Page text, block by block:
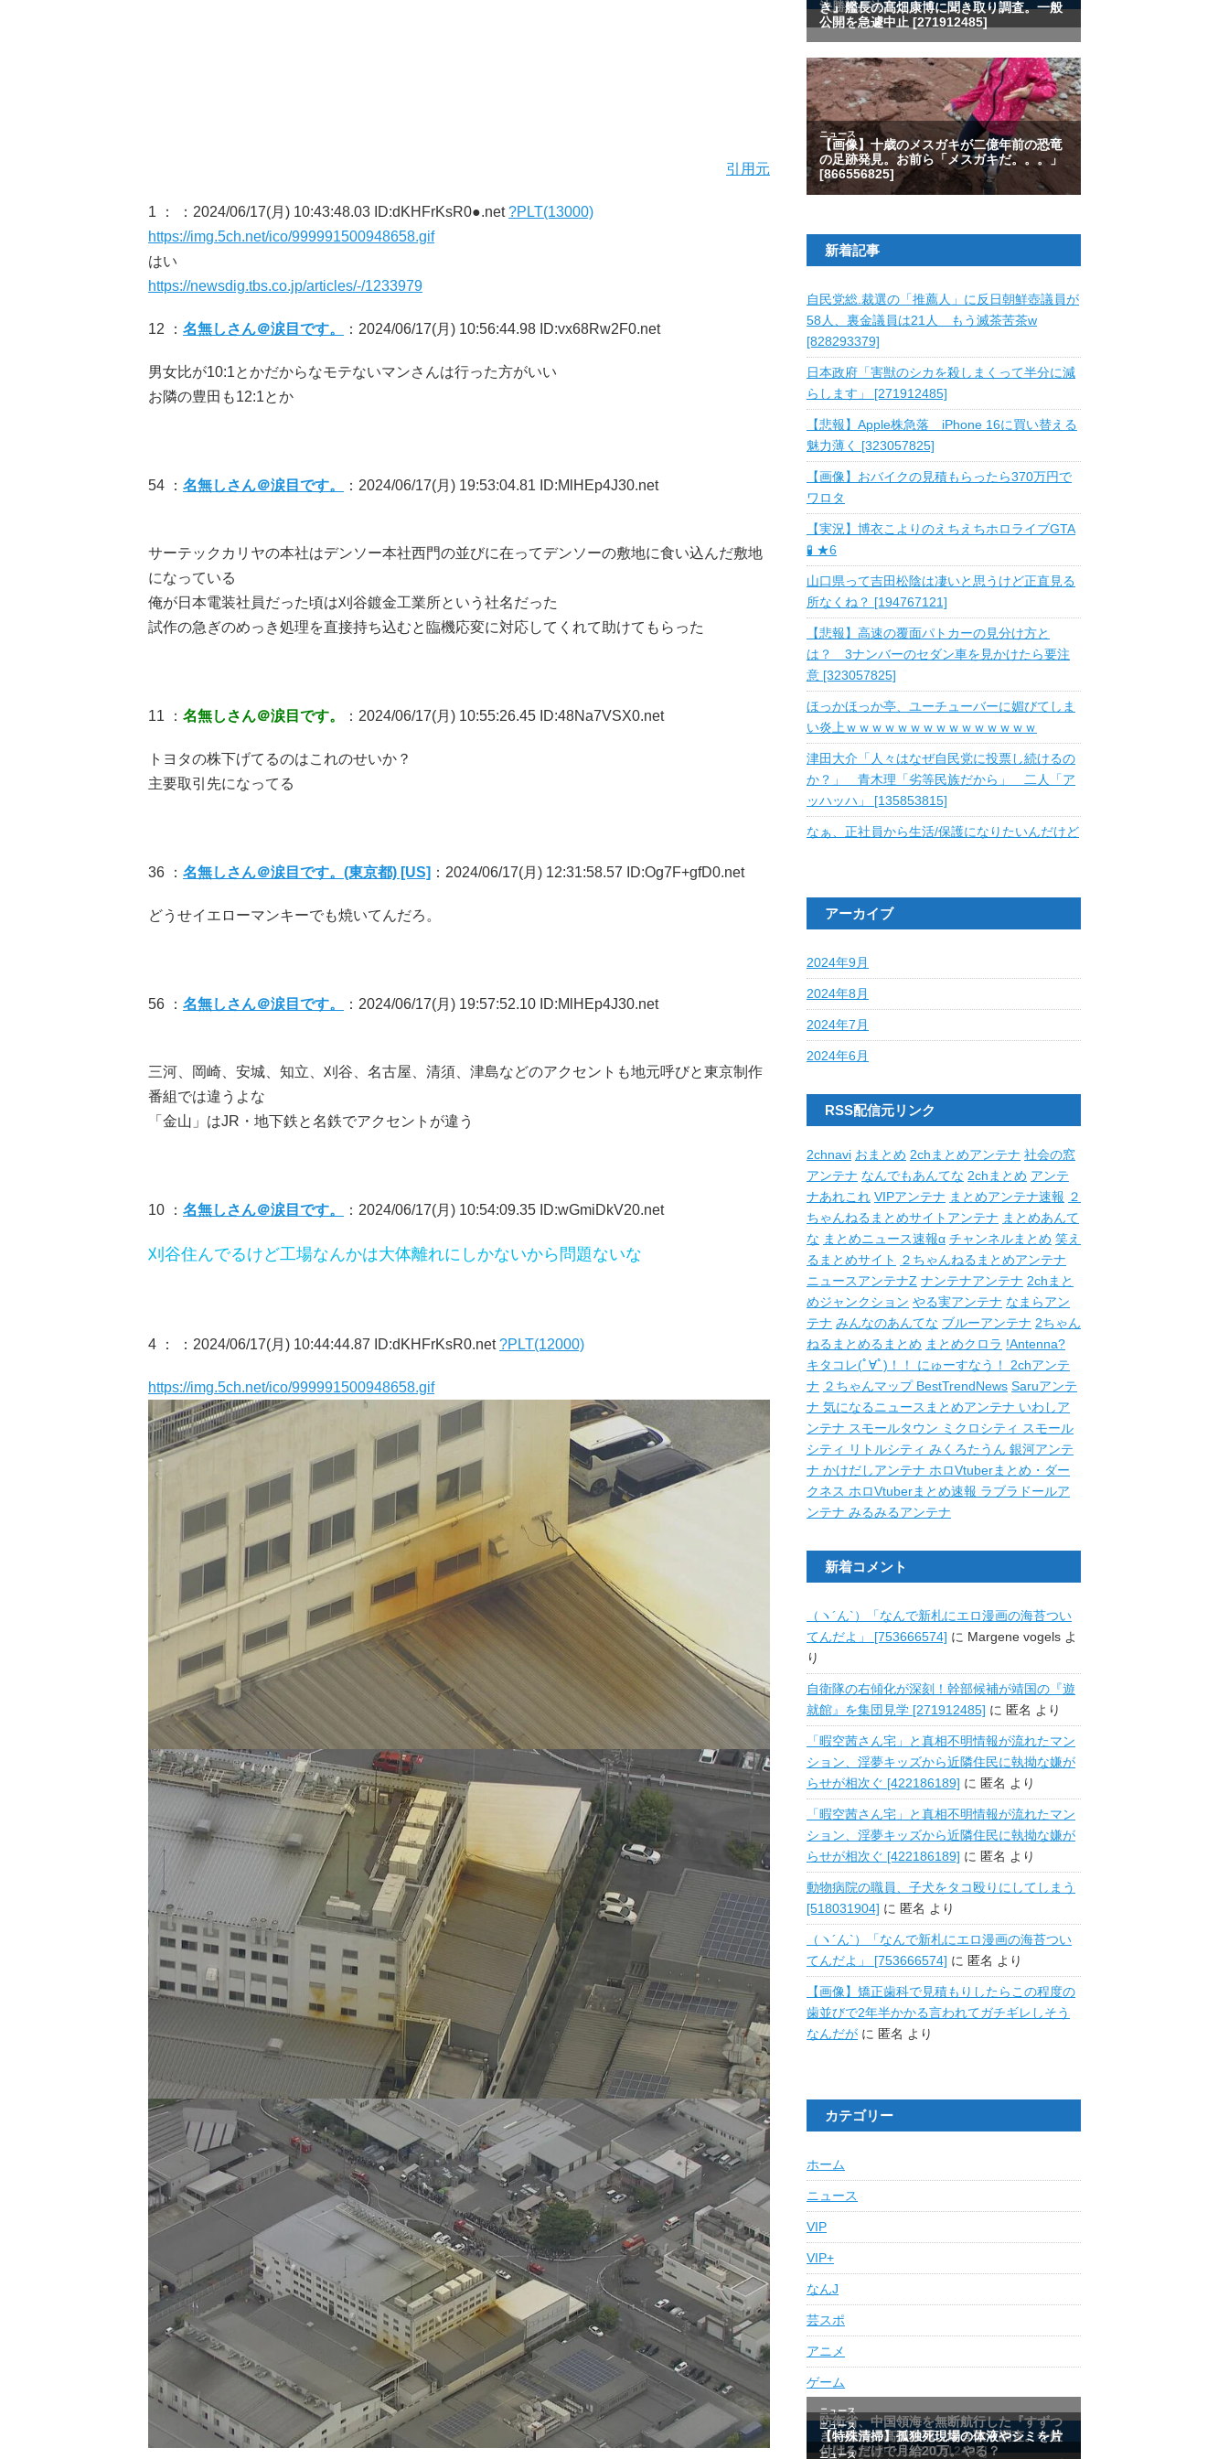
引用元
1 ： ：2024/06/17(月) 10:43:48.03 ID:dKHFrKsR0●.net?PLT(13000)
https://img.5ch.net/ico/999991500948658.gif
はい
https://newsdig.tbs.co.jp/articles/-/1233979
12 ： 名無しさん＠涙目です。 ：2024/06/17(月) 10:56:44.98 ID:vx68Rw2F0.net
男女比が10:1とかだからなモテないマンさんは行った方がいい
お隣の豊田も12:1とか
54 ： 名無しさん＠涙目です。 ：2024/06/17(月) 19:53:04.81 ID:MlHEp4J30.net
サーテックカリヤの本社はデンソー本社西門の並びに在ってデンソーの敷地に食い込んだ敷地
になっている
俺が日本電装社員だった頃は刈谷鍍金工業所という社名だった
試作の急ぎのめっき処理を直接持ち込むと臨機応変に対応してくれて助けてもらった
11 ： 名無しさん＠涙目です。 ：2024/06/17(月) 10:55:26.45 ID:48Na7VSX0.net
トヨタの株下げてるのはこれのせいか？
主要取引先になってる
36 ： 名無しさん＠涙目です。(東京都) [US] ：2024/06/17(月) 12:31:58.57 ID:Og7F+gfD0.net
どうせイエローマンキーでも焼いてんだろ。
56 ： 名無しさん＠涙目です。 ：2024/06/17(月) 19:57:52.10 ID:MlHEp4J30.net
三河、岡崎、安城、知立、刈谷、名古屋、清須、津島などのアクセントも地元呼びと東京制作
番組では違うよな
「金山」はJR・地下鉄と名鉄でアクセントが違う
10 ： 名無しさん＠涙目です。 ：2024/06/17(月) 10:54:09.35 ID:wGmiDkV20.net
刈谷住んでるけど工場なんかは大体離れにしかないから問題ないな
4 ： ：2024/06/17(月) 10:44:44.87 ID:dKHFrKsR0.net?PLT(12000)
https://img.5ch.net/ico/999991500948658.gif
新着記事
自民党総.裁選の「推薦人」に反日朝鮮壺議員が
58人、裏金議員は21人 もう滅茶苦茶w
[828293379]
日本政府「害獣のシカを殺しまくって半分に減
らします」 [271912485]
【悲報】Apple株急落 iPhone 16に買い替える
魅力薄く [323057825]
【画像】おバイクの見積もらったら370万円で
ワロタ
【実況】博衣こよりのえちえちホロライブGTA
🧪 ★6
山口県って吉田松陰は凄いと思うけど正直見る
所なくね？ [194767121]
【悲報】高速の覆面パトカーの見分け方と
は？ 3ナンバーのセダン車を見かけたら要注
意 [323057825]
ほっかほっか亭、ユーチューバーに媚びてしま
い炎上ｗｗｗｗｗｗｗｗｗｗｗｗｗｗｗ
津田大介「人々はなぜ自民党に投票し続けるの
か？」 青木理「劣等民族だから」 二人「ア
ッハッハ」 [135853815]
なぁ、正社員から生活/保護になりたいんだけど
アーカイブ
2024年9月
2024年8月
2024年7月
2024年6月
RSS配信元リンク
2chnavi おまとめ 2chまとめアンテナ 社会の窓
アンテナ なんでもあんてな 2chまとめ アンテ
ナあれこれ VIPアンテナ まとめアンテナ速報 ２
ちゃんねるまとめサイトアンテナ まとめあんて
な まとめニュース速報α チャンネルまとめ 笑え
るまとめサイト
２ちゃんねるまとめアンテナ
ニュースアンテナZ ナンテナアンテナ 2chまと
めジャンクション やる実アンテナ なまらアン
テナ みんなのあんてな ブルーアンテナ 2ちゃん
ねるまとめるまとめ まとめクロラ !Antenna?
キタコレ(ﾟ∀ﾟ)！！ にゅーすなう！ 2chアンテ
ナ ２ちゃんマップ BestTrendNews Saruアンテ
ナ 気になるニュースまとめアンテナ いわしア
ンテナ スモールタウン ミクロシティ スモール
シティ
リトルシティ みくろたうん 銀河アンテ
ナ かけだしアンテナ ホロVtuberまとめ・ダー
クネス ホロVtuberまとめ速報 ラブラドールア
ンテナ みるみるアンテナ
新着コメント
（ヽ´ん`）「なんで新札にエロ漫画の海苔つい
てんだよ」 [753666574] に Margene vogels よ
り
自衛隊の右傾化が深刻！幹部候補が靖国の『遊
就館』を集団見学 [271912485] に 匿名 より
「暇空茜さん宅」と真相不明情報が流れたマン
ション、淫夢キッズから近隣住民に執拗な嫌が
らせが相次ぐ [422186189] に 匿名 より
「暇空茜さん宅」と真相不明情報が流れたマン
ション、淫夢キッズから近隣住民に執拗な嫌が
らせが相次ぐ [422186189] に 匿名 より
動物病院の職員、子犬をタコ殴りにしてしまう
[518031904] に 匿名 より
（ヽ´ん`）「なんで新札にエロ漫画の海苔つい
てんだよ」 [753666574] に 匿名 より
【画像】矯正歯科で見積もりしたらこの程度の
歯並びで2年半かかる言われてガチギレしそう
なんだが に 匿名 より
カテゴリー
ホーム
ニュース
VIP
VIP+
なんJ
芸スポ
アニメ
ゲーム
最近の人気記事ランキング